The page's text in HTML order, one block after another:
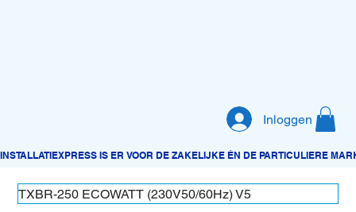
Inloggen
TXBR-250 ECOWATT (230V50/60Hz) V5